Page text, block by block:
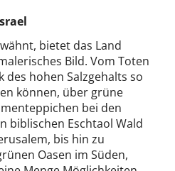
bietet das Land
Bild. Vom Toten
des hohen Salzgehalts so
können, über grüne
bei den
biblischen Eschtaol Wald
bis hin zu
Oasen im Süden,